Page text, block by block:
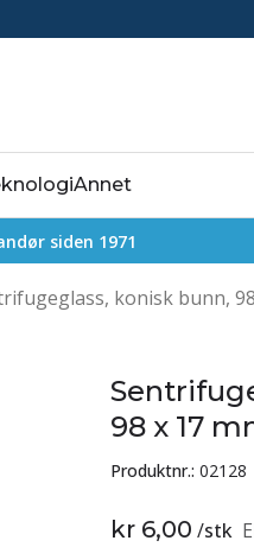
Annet
siden 1971
konisk bunn,
98 x 17
Produktnr.: 02128
kr 6,00 /stk